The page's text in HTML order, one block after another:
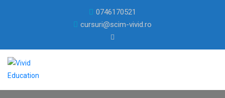
0746170521
cursuri@scim-vivid.ro